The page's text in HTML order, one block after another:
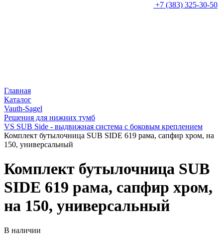
+7 (383) 325-30-50
Главная
Каталог
Vauth-Sagel
Решения для нижних тумб
VS SUB Side - выдвижная система с боковым креплением
Комплект бутылочница SUB SIDE 619 рама, сапфир хром, на
150, универсальный
Комплект бутылочница SUB
SIDE 619 рама, сапфир хром,
на 150, универсальный
В наличии